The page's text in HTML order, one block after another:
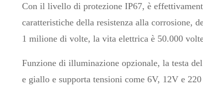
Con il livello di protezione IP67, è
caratteristiche della resistenza alla corrosione,
1 milione di volte, la vita elettrica è 50.000
Funzione di illuminazione opzionale, la testa
e giallo e supporta tensioni come 6V, 12V e 220